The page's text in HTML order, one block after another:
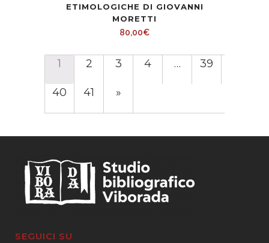
ETIMOLOGICHE DI GIOVANNI
MORETTI
80,00€
1 2 3 4 … 39
40 41 »
SEGUICI SU